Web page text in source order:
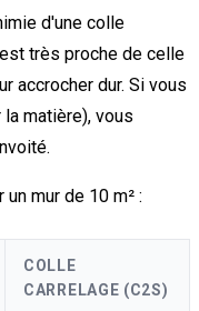
d'une colle
très proche de celle
accrocher dur. Si vous
matière), vous
mur de 10 m² :
COLLE
CARRELAGE (C2S)